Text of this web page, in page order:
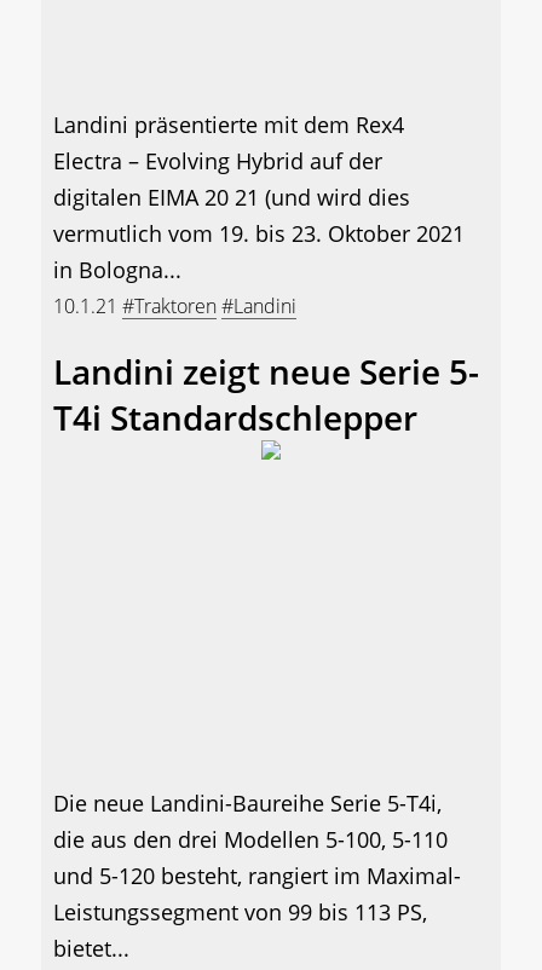
Landini präsentierte mit dem Rex4
Electra – Evolving Hybrid auf der
digitalen EIMA 20 21 (und wird dies
vermutlich vom 19. bis 23. Oktober 2021
in Bologna...
10.1.21 #Traktoren#Landini
Landini zeigt neue Serie 5-
T4i Standardschlepper
Die neue Landini-Baureihe Serie 5-T4i,
die aus den drei Modellen 5-100, 5-110
und 5-120 besteht, rangiert im Maximal-
Leistungssegment von 99 bis 113 PS,
bietet...